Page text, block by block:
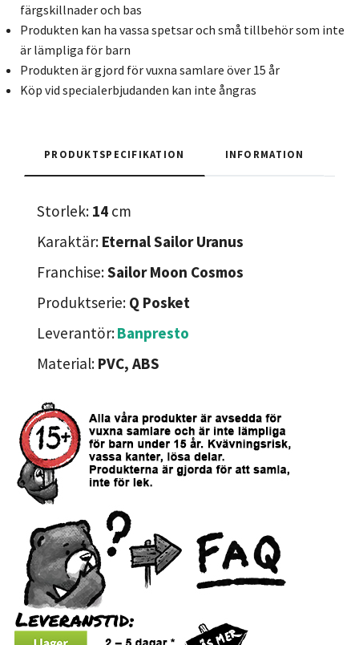
färgskillnader och bas
Produkten kan ha vassa spetsar och små tillbehör som inte
är lämpliga för barn
Produkten är gjord för vuxna samlare över 15 år
Köp vid specialerbjudanden kan inte ångras
PRODUKTSPECIFIKATION INFORMATION
Storlek: 14 cm
Karaktär: Eternal Sailor Uranus
Franchise:Sailor Moon Cosmos
Produktserie: Q Posket
Leverantör:Banpresto
Material: PVC, ABS